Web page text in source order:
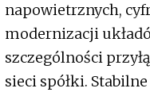
napowietrznych,
modernizacji
szczególności
sieci spółki.